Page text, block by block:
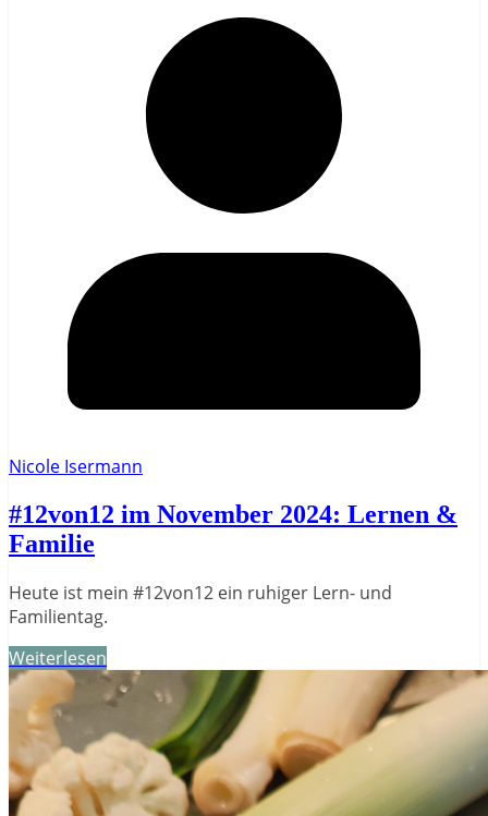
Nicole Isermann
#12von12 im November 2024: Lernen &
Familie
Heute ist mein #12von12 ein ruhiger Lern- und
Familientag.
Weiterlesen